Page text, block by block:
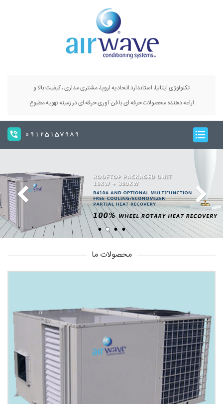
تکنولوژی ایتالیا، استاندارد اتحادیه اروپا، مشتری مداری ، کیفیت بالا و
اراعه دهنده محصولات حرفه ای با فن آوری حرفه ای در زمینه تهویه مطبوع
09125157989
محصولات ما